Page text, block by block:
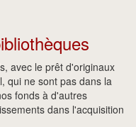
avec le prêt d'originaux
qui ne sont pas dans la
fonds à d'autres
dans l'acquisition